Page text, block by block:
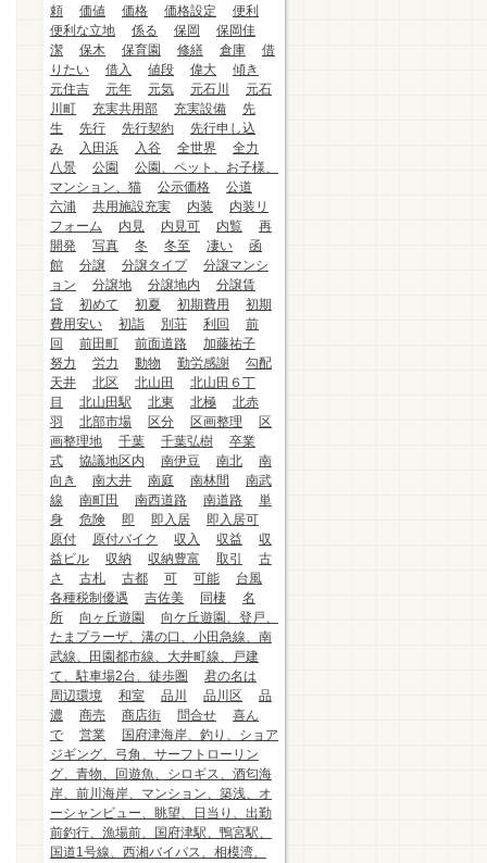
頼
価値 価格 価格設定
便利
便利な立地
係る 保岡
保岡佳
潔
保木 保育園 修繕 倉庫
借
りたい
借入 値段 偉大
傾き
元住吉
元年 元気 元石川
元石
川町
充実共用部 充実設備
先
生
先行 先行契約
先行申し込
み
入田浜 入谷 全世界
全力
八景
公園
公園、ペット、お子様、
マンション、猫
公示価格
公道
六浦
共用施設充実 内装
内装リ
フォーム
内見 内見可 内覧
再
開発
写真 冬 冬至 凄い
函
館
分譲 分譲タイプ
分譲マンシ
ョン
分譲地 分譲地内
分譲賃
貸
初めて 初夏 初期費用
初期
費用安い
初詣 別荘 利回
前
回
前田町 前面道路
加藤祐子
努力
労力 動物 勤労感謝
勾配
天井
北区 北山田
北山田６丁
目
北山田駅 北東 北極
北赤
羽
北部市場 区分 区画整理
区
画整理地
千葉 千葉弘樹
卒業
式
協議地区内 南伊豆 南北
南
向き
南大井 南庭 南林間
南武
線
南町田 南西道路 南道路
単
身
危険 即 即入居
即入居可
原付
原付バイク 収入 収益
収
益ビル
収納 収納豊富 取引
古
さ
古札 古都 可 可能
台風
各種税制優遇
吉佐美 同棲
名
所
向ヶ丘遊園
向ケ丘遊園、登戸、
たまプラーザ、溝の口、小田急線、南
武線、田園都市線、大井町線、戸建
て、駐車場2台、徒歩圏
君の名は
周辺環境
和室 品川 品川区
品
濃
商売 商店街 問合せ
喜ん
で
営業
国府津海岸、釣り、ショア
ジギング、弓角、サーフトローリン
グ、青物、回遊魚、シロギス、酒匂海
岸、前川海岸、マンション、築浅、オ
ーシャンビュー、眺望、日当り、出勤
前釣行、漁場前、国府津駅、鴨宮駅、
国道1号線、西湘バイパス、相模湾、